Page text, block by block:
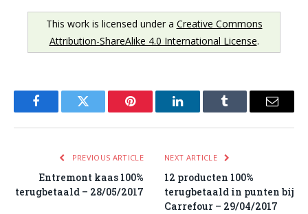
This work is licensed under a Creative Commons
Attribution-ShareAlike 4.0 International License.
FacebookTwitter Pinterest LinkedInTumblr Email
PREVIOUS ARTICLE
Entremont kaas 100%
terugbetaald – 28/05/2017
NEXT ARTICLE
12 producten 100%
terugbetaald in punten bij
Carrefour – 29/04/2017